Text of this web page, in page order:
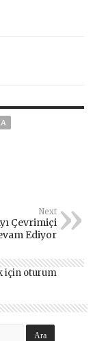
Next
Çevrimiçi
Ediyor
için oturum